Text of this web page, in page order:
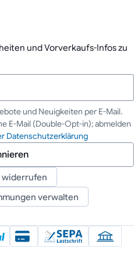
und Vorverkaufs-Infos zu
und Neuigkeiten per E-Mail.
E-Mail (Double-Opt-in); abmelden
Datenschutzerklärung
widerrufen
verwalten